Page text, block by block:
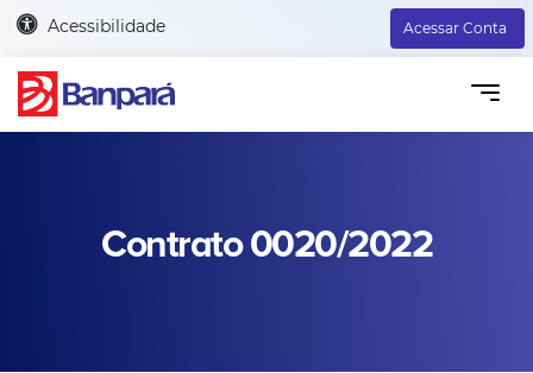
Acessibilidade Acessar Conta
Contrato 0020/2022